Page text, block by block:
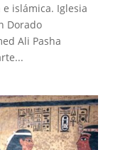
islámica. Iglesia
Dorado
Ali Pasha